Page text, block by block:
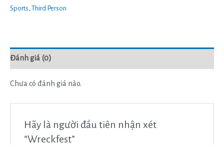
Sports Third Person
Đánh giá (0)
Chưa có đánh giá nào.
Hãy là người đầu tiên nhận xét
“Wreckfest”